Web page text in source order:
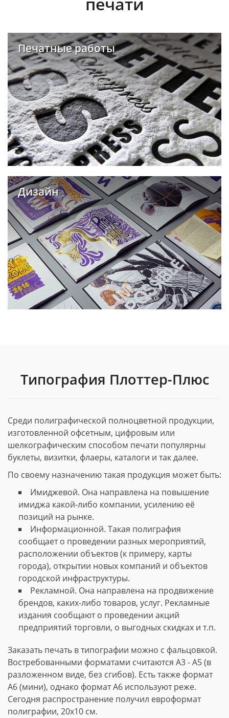
Печатные работы
Дизайн
Типография Плоттер-Плюс
Среди полиграфической полноцветной продукции,
изготовленной офсетным, цифровым или
шелкографическим способом печати популярны
буклеты, визитки, флаеры, каталоги и так далее.
По своему назначению такая продукция может быть:
Имиджевой. Она направлена на повышение
имиджа какой-либо компании, усилению её
позиций на рынке.
Информационной. Такая полиграфия
сообщает о проведении разных мероприятий,
расположении объектов (к примеру, карты
города), открытии новых компаний и объектов
городской инфраструктуры.
Рекламной. Она направлена на продвижение
брендов, каких-либо товаров, услуг. Рекламные
издания сообщают о проведении акций
предприятий торговли, о выгодных скидках и т.п.
Заказать печать в типографии можно с фальцовкой.
Востребованными форматами считаются А3 - А5 (в
разложенном виде, без сгибов). Есть также формат
А6 (мини), однако формат А6 используют реже.
Сегодня распространение получил евроформат
полиграфии, 20х10 см.